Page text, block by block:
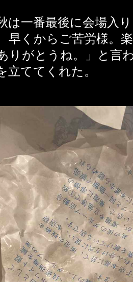
は一番最後に会場入
早くからご苦労様。
りがとうね。」と言
立ててくれた。